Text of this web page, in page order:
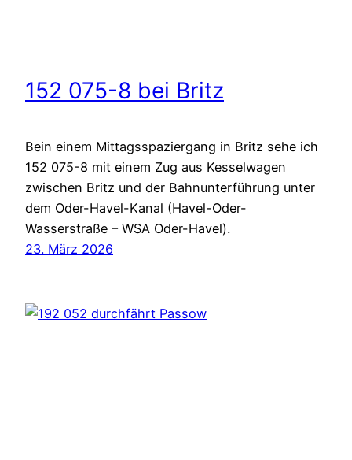
152 075-8 bei Britz
Bein einem Mittagsspaziergang in Britz sehe ich
152 075-8 mit einem Zug aus Kesselwagen
zwischen Britz und der Bahnunterführung unter
dem Oder-Havel-Kanal (Havel-Oder-
Wasserstraße – WSA Oder-Havel).
23. März 2026